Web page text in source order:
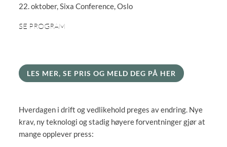
22. oktober,Sixa Conference, Oslo
SE PROGRAM
LES MER, SE PRIS OG MELD DEG PÅ HER
Hverdagen i drift og vedlikehold preges av endring. Nye
krav, ny teknologi og stadig høyere forventninger gjør at
mange opplever press: